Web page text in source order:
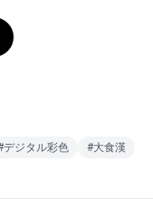
デジタル彩色 #大食漢